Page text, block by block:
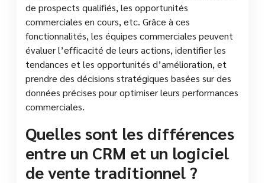
de prospects qualifiés, les opportunités
commerciales en cours, etc. Grâce à ces
fonctionnalités, les équipes commerciales peuvent
évaluer l’efficacité de leurs actions, identifier les
tendances et les opportunités d’amélioration, et
prendre des décisions stratégiques basées sur des
données précises pour optimiser leurs performances
commerciales.
Quelles sont les différences
entre un CRM et un logiciel
de vente traditionnel ?